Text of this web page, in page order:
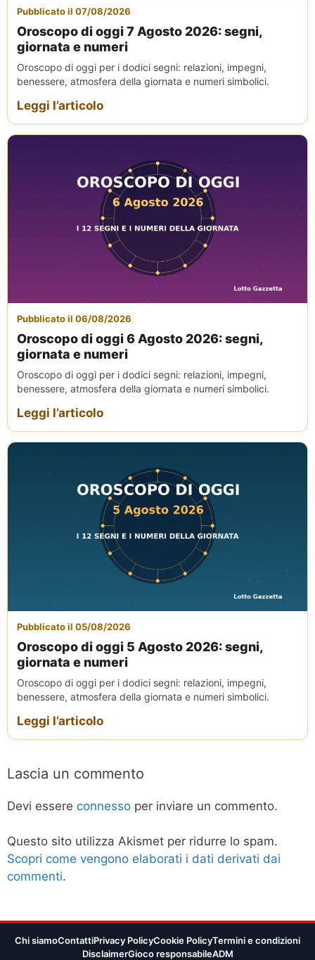
Pubblicato il 07/08/2026
Oroscopo di oggi 7 Agosto 2026: segni,
giornata e numeri
Oroscopo di oggi per i dodici segni: relazioni, impegni,
benessere, atmosfera della giornata e numeri simbolici.
Leggi l’articolo
Pubblicato il 06/08/2026
Oroscopo di oggi 6 Agosto 2026: segni,
giornata e numeri
Oroscopo di oggi per i dodici segni: relazioni, impegni,
benessere, atmosfera della giornata e numeri simbolici.
Leggi l’articolo
Pubblicato il 05/08/2026
Oroscopo di oggi 5 Agosto 2026: segni,
giornata e numeri
Oroscopo di oggi per i dodici segni: relazioni, impegni,
benessere, atmosfera della giornata e numeri simbolici.
Leggi l’articolo
Lascia un commento
Devi essere connesso per inviare un commento.
Questo sito utilizza Akismet per ridurre lo spam.
Scopri come vengono elaborati i dati derivati dai
commenti.
Chi siamoContattiPrivacy PolicyCookie PolicyTermini e condizioni
DisclaimerGioco responsabileADM